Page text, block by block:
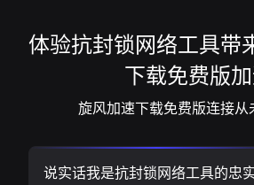
体验抗封锁网络工具带
下载免费版
旋风加速下载免费版连接从
说实话我是抗封锁网络工具的忠